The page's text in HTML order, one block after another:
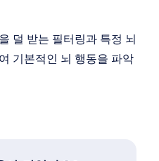
덜 받는 필터링과 특정 뇌
기본적인 뇌 행동을 파악